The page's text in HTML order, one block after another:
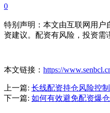
0
特别声明：本文由互联网用户
资建议。配资有风险，投资需
本文链接： https://
上一篇: 长线配资持仓风险控
下一篇: 如何有效避免配资爆